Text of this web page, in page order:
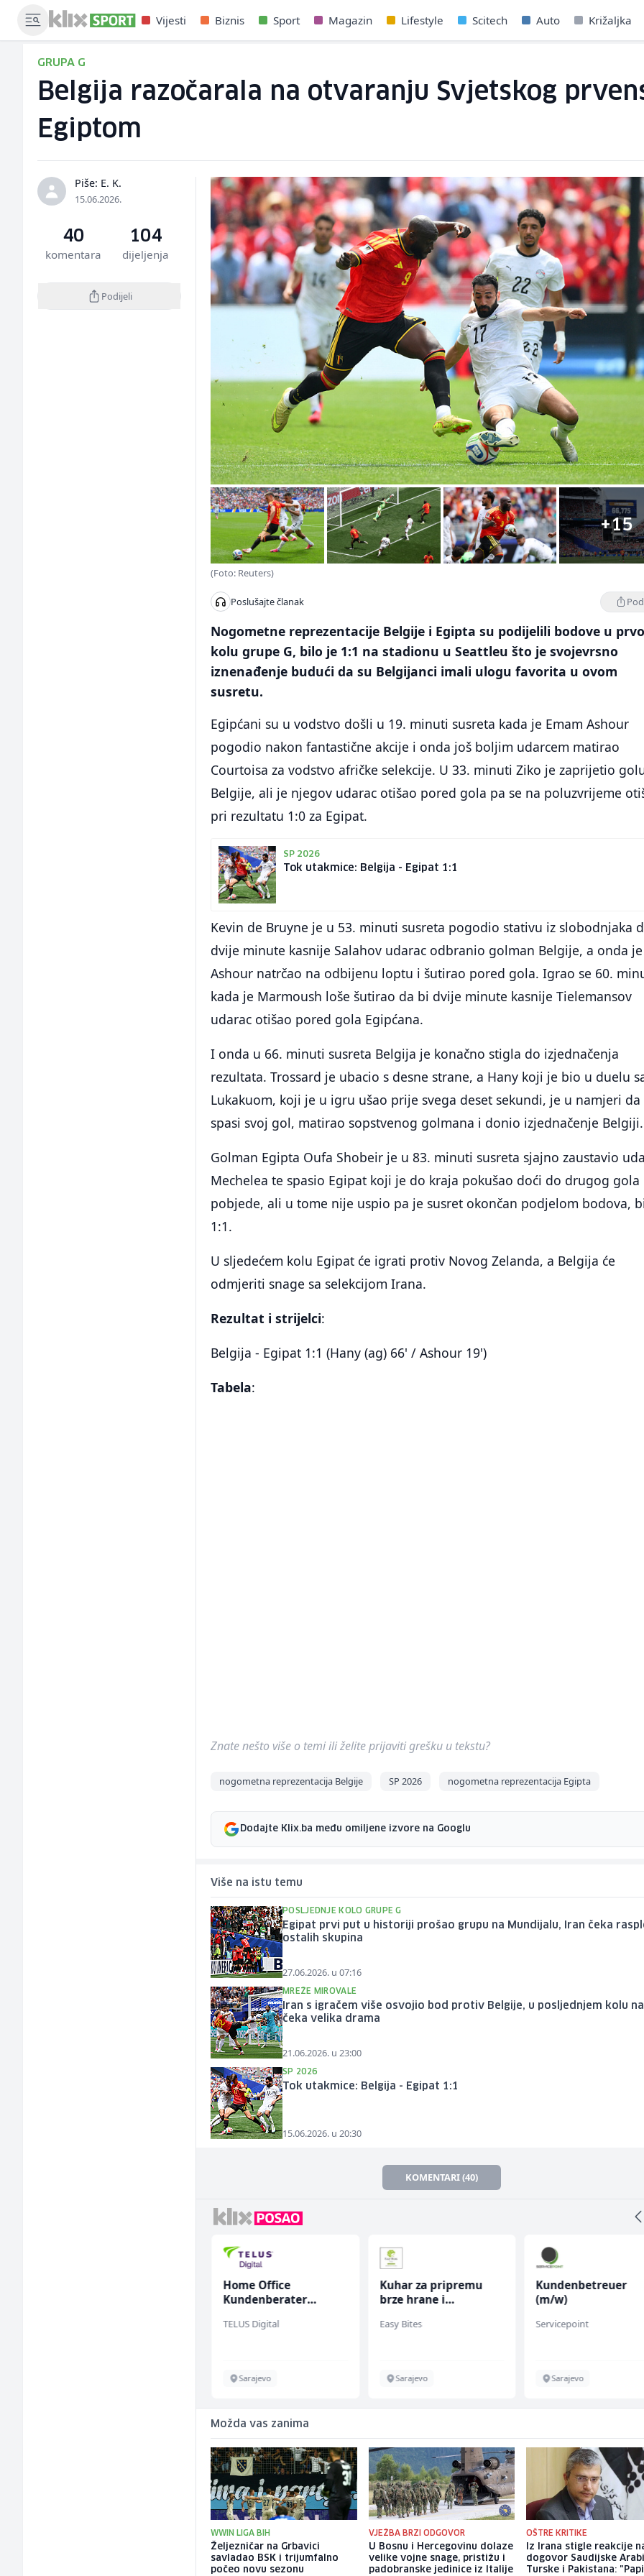
Vijesti Biznis Sport Magazin Lifestyle Scitech Auto Križaljka
GRUPA G
Belgija razočarala na otvaranju Svjetskog
Egiptom
Piše: E. K.
15.06.2026.
40
komentara
104
dijeljenja
Podijeli
+15
(Foto: Reuters)
Poslušajte članak
Nogometne reprezentacije Belgije i Egipta su podijelili bodove u
kolu grupe G, bilo je 1:1 na stadionu u Seattleu što je svojevrsno
iznenađenje budući da su Belgijanci imali ulogu favorita u ovom
susretu.
Egipćani su u vodstvo došli u 19. minuti susreta kada je Emam Ashour
pogodio nakon fantastične akcije i onda još boljim udarcem matirao
Courtoisa za vodstvo afričke selekcije. U 33. minuti Ziko je zaprijetio
Belgije, ali je njegov udarac otišao pored gola pa se na poluzvrijeme
pri rezultatu 1:0 za Egipat.
SP 2026
Tok utakmice: Belgija - Egipat 1:1
Kevin de Bruyne je u 53. minuti susreta pogodio stativu iz slobodnjaka
dvije minute kasnije Salahov udarac odbranio golman Belgije, a onda je
Ashour natrčao na odbijenu loptu i šutirao pored gola. Igrao se 60.
kada je Marmoush loše šutirao da bi dvije minute kasnije Tielemansov
udarac otišao pored gola Egipćana.
I onda u 66. minuti susreta Belgija je konačno stigla do izjednačenja
rezultata. Trossard je ubacio s desne strane, a Hany koji je bio u duelu
Lukakuom, koji je u igru ušao prije svega deset sekundi, je u namjeri da
spasi svoj gol, matirao sopstvenog golmana i donio izjednačenje Belgiji.
Golman Egipta Oufa Shobeir je u 83. minuti susreta sjajno zaustavio
Mechelea te spasio Egipat koji je do kraja pokušao doći do drugog gola
pobjede, ali u tome nije uspio pa je susret okončan podjelom bodova,
1:1.
U sljedećem kolu Egipat će igrati protiv Novog Zelanda, a Belgija će
odmjeriti snage sa selekcijom Irana.
Rezultat i strijelci:
Belgija - Egipat 1:1 (Hany (ag) 66' / Ashour 19')
Tabela:
Znate nešto više o temi ili želite prijaviti grešku u tekstu?
nogometna reprezentacija Belgije SP 2026 nogometna reprezentacija Egipta
Dodajte Klix.ba među omiljene izvore na Googlu
Više na istu temu
POSLJEDNJE KOLO GRUPE G
Egipat prvi put u historiji prošao grupu na Mundijalu, Iran čeka
ostalih skupina
27.06.2026. u 07:16
MREŽE MIROVALE
Iran s igračem više osvojio bod protiv Belgije, u posljednjem kolu
čeka velika drama
21.06.2026. u 23:00
SP 2026
Tok utakmice: Belgija - Egipat 1:1
15.06.2026. u 20:30
KOMENTARI (40)
Home Office
Kundenberater
TELUS Digital
Sarajevo
Kuhar za pripremu
brze hrane i
ž)
Easy Bites
Sarajevo
Kundenbetreuer
(m/w)
Servicepoint
Sarajevo
Možda vas zanima
WWIN LIGA BIH
Željezničar na Grbavici
savladao BSK i trijumfalno
počeo novu sezonu
VJEŽBA BRZI ODGOVOR
U Bosnu i Hercegovinu dolaze
velike vojne snage, pristižu i
padobranske jedinice iz Italije
OŠTRE KRITIKE
Iz Irana stigle reakcije
dogovor Saudijske
Turske i Pakistana: